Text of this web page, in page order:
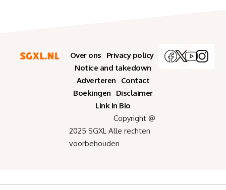
Over ons
Privacy policy
Notice and takedown
Adverteren
Contact
Boekingen
Disclaimer
Link in Bio
Copyright @
2025 SGXL Alle rechten
voorbehouden